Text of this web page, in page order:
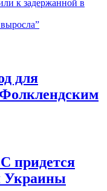
к задержанной в
для
придется
Украины